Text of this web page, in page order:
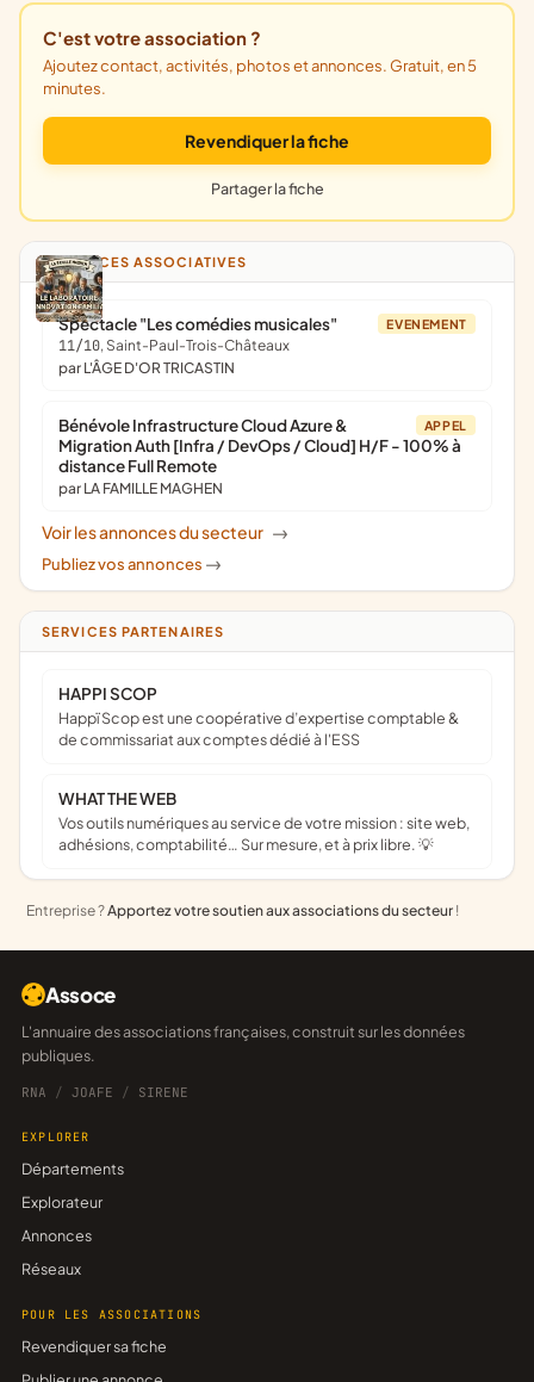
C'est votre association ?
Ajoutez contact, activités, photos et annonces. Gratuit, en 5
minutes.
Revendiquer la fiche
Partager la fiche
ANNONCES ASSOCIATIVES
EVENEMENT
Spectacle "Les comédies musicales"
11/10, Saint-Paul-Trois-Châteaux
par L'ÂGE D'OR TRICASTIN
APPEL
Bénévole Infrastructure Cloud Azure &
Migration Auth [Infra / DevOps / Cloud] H/F - 100% à
distance Full Remote
par LA FAMILLE MAGHEN
Voir les annonces du secteur ->
Publiez vos annonces ->
SERVICES PARTENAIRES
HAPPI SCOP
Happï Scop est une coopérative d’expertise comptable &
de commissariat aux comptes dédié à l'ESS
WHAT THE WEB
Vos outils numériques au service de votre mission : site web,
adhésions, comptabilité… Sur mesure, et à prix libre. 💡
Entreprise ?Apportez votre soutien aux associations du secteur !
Assoce
L'annuaire des associations françaises, construit sur les données
publiques.
RNA / JOAFE / SIRENE
EXPLORER
Départements
Explorateur
Annonces
Réseaux
POUR LES ASSOCIATIONS
Revendiquer sa fiche